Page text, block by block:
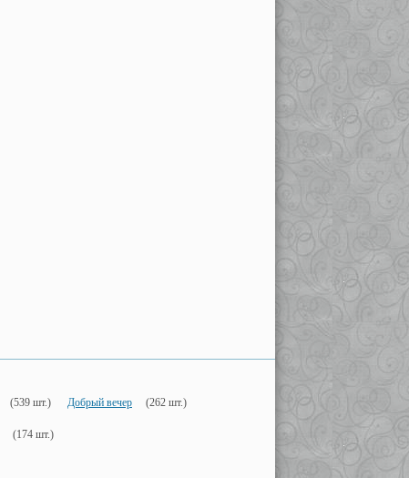
(539 шт.) Добрый вечер (262 шт.)
(174 шт.)